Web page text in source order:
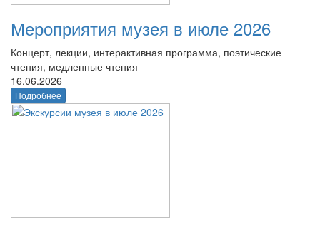
Мероприятия музея в июле 2026
Концерт, лекции, интерактивная программа, поэтические
чтения, медленные чтения
16.06.2026
Подробнее